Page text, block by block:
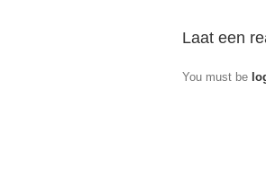
Laat een
You must be